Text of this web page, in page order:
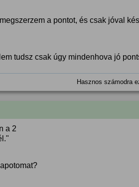
a pontot, és csak jóval
tudsz csak úgy mindenhova jó
Hasznos számodra
a 2